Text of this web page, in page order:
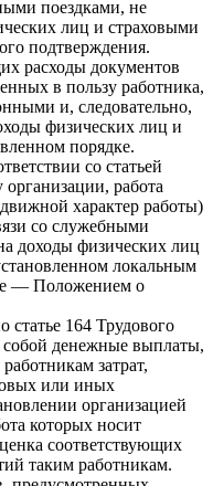
поездками, не
лиц и страховыми
подтверждения.
расходы документов
в пользу работника,
и, следовательно,
физических лиц и
порядке.
со статьей
организации, работа
характер работы)
со служебными
доходы физических лиц
локальным
— Положением о
статье 164 Трудового
собой денежные выплаты,
затрат,
или иных
организацией
которых носит
соответствующих
таким работникам.